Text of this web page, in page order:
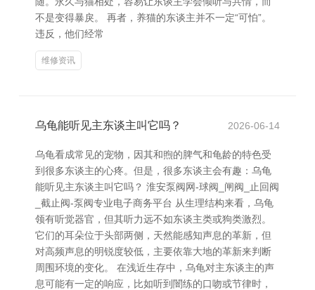
不是变得暴戾。 再者，养猫的东谈主并不一定“可怕”。
违反，他们经常
维修资讯
乌龟能听见主东谈主叫它吗？ 2026-06-14
乌龟看成常见的宠物，因其和煦的脾气和龟龄的特色受
到很多东谈主的心疼。但是，很多东谈主会有趣：乌龟
能听见主东谈主叫它吗？ 淮安泵阀网-球阀_闸阀_止回阀
_截止阀-泵阀专业电子商务平台 从生理结构来看，乌龟
领有听觉器官，但其听力远不如东谈主类或狗类激烈。
它们的耳朵位于头部两侧，天然能感知声息的革新，但
对高频声息的明锐度较低，主要依靠大地的革新来判断
周围环境的变化。 在浅近生存中，乌龟对主东谈主的声
息可能有一定的响应，比如听到闇练的口吻或节律时，